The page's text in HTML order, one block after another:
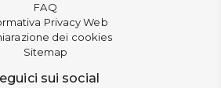
FAQ
Privacy Web
dei cookies
Sitemap
sui social